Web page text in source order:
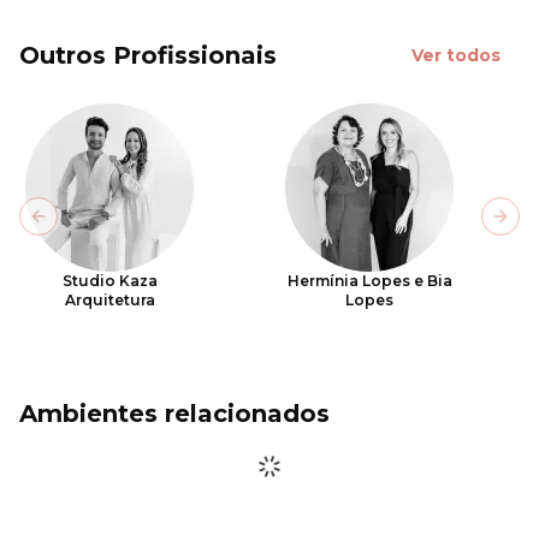
Outros Profissionais Ver todos
Studio Kaza
Arquitetura
Hermínia Lopes e Bia
Lopes
Previous slide
Ambientes relacionados